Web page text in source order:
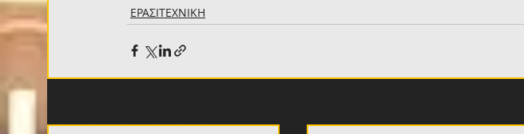
ΕΡΑΣΙΤΕΧΝΙΚΗ